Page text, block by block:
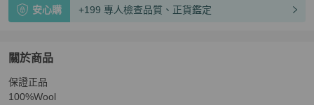
安心購 +199 專人檢查品質、正貨鑑定
關於商品
關於Versace 👍🏻 100%Real正貨，100%New,羊毛冷衫
保證正品
100%Wool